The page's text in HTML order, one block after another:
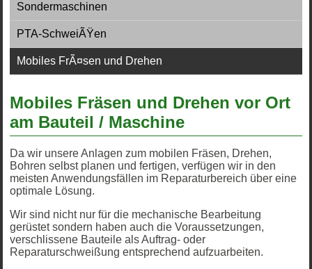
Sondermaschinen
PTA-SchweiÃŸen
Mobiles FrÃ¤sen und Drehen
Mobiles Fräsen und Drehen vor Ort
am Bauteil / Maschine
Da wir unsere Anlagen zum mobilen Fräsen, Drehen,
Bohren selbst planen und fertigen, verfügen wir in den
meisten Anwendungsfällen im Reparaturbereich über eine
optimale Lösung.
Wir sind nicht nur für die mechanische Bearbeitung
gerüstet sondern haben auch die Voraussetzungen,
verschlissene Bauteile als Auftrag- oder
Reparaturschweißung entsprechend aufzuarbeiten.